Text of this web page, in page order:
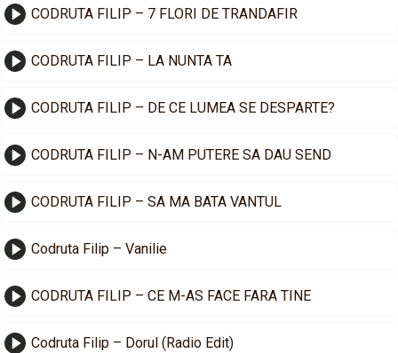
CODRUTA FILIP – 7 FLORI DE TRANDAFIR
CODRUTA FILIP – LA NUNTA TA
CODRUTA FILIP – DE CE LUMEA SE DESPARTE?
CODRUTA FILIP – N-AM PUTERE SA DAU SEND
CODRUTA FILIP – SA MA BATA VANTUL
Codruta Filip – Vanilie
CODRUTA FILIP – CE M-AS FACE FARA TINE
Codruta Filip – Dorul (Radio Edit)